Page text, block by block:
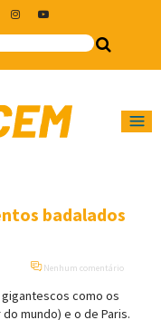
badalados
Nenhum comentário
gigantescos como os
mundo) e o de Paris.